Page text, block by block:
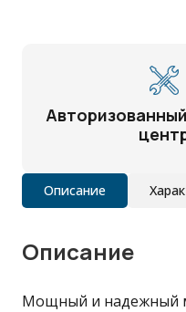
Описание
Описание
Мощный и надежный